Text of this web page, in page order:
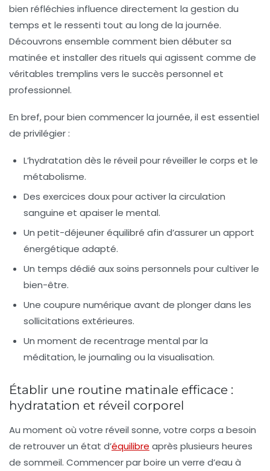
bien réfléchies influence directement la gestion du
temps et le ressenti tout au long de la journée.
Découvrons ensemble comment bien débuter sa
matinée et installer des rituels qui agissent comme de
véritables tremplins vers le succès personnel et
professionnel.
En bref, pour bien commencer la journée, il est essentiel
de privilégier :
L’hydratation dès le réveil pour réveiller le corps et le
métabolisme.
Des exercices douxpour activer la circulation
sanguine et apaiser le mental.
Un petit-déjeuner équilibré afin d’assurer un apport
énergétique adapté.
Un temps dédié aux soins personnels pour cultiver le
bien-être.
Une coupure numérique avant de plonger dans les
sollicitations extérieures.
Un moment de recentrage mental par la
méditation, le journaling ou la visualisation.
Établir une routine matinale efficace :
hydratation et réveil corporel
Au moment où votre réveil sonne, votre corps a besoin
de retrouver un état d’équilibre après plusieurs heures
de sommeil. Commencer par boire un verre d’eau à